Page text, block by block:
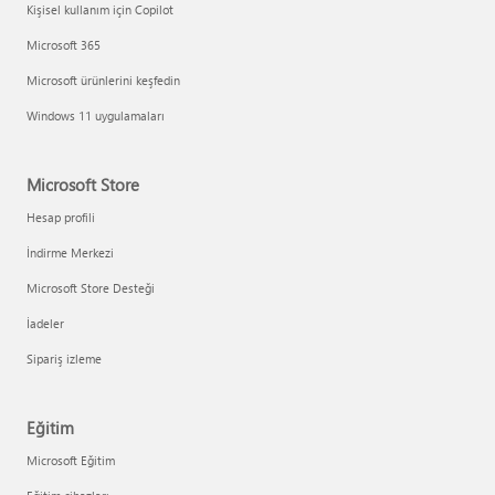
Kişisel kullanım için Copilot
Microsoft 365
Microsoft ürünlerini keşfedin
Windows 11 uygulamaları
Microsoft Store
Hesap profili
İndirme Merkezi
Microsoft Store Desteği
İadeler
Sipariş izleme
Eğitim
Microsoft Eğitim